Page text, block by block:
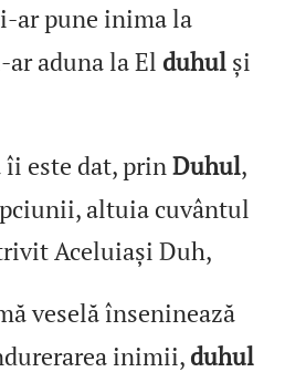
pune inima la
aduna la El duhul și
îi este dat, prinDuhul,
altuia cuvântul
Aceluiași Duh,
veselă înseninează
inimii, duhul